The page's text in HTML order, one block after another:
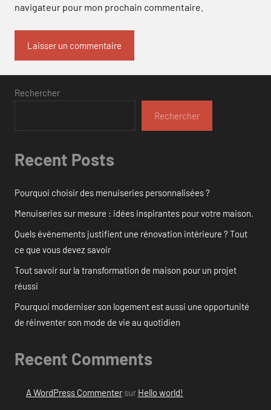
navigateur pour mon prochain commentaire.
Rechercher
Rechercher
Recent Posts
Pourquoi choisir des menuiseries personnalisées ?
Menuiseries sur mesure : idées inspirantes pour votre maison.
Quels événements justifient une rénovation intérieure ? Tout
ce que vous devez savoir
Tout savoir sur la transformation de maison pour un projet
réussi
Pourquoi moderniser son logement est aussi une opportunité
de réinventer son mode de vie au quotidien
Recent Comments
A WordPress Commentersur Hello world!